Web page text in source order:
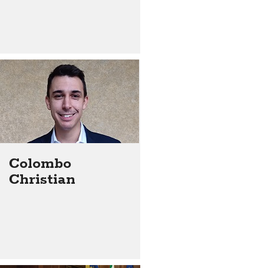
Colombo
Christian